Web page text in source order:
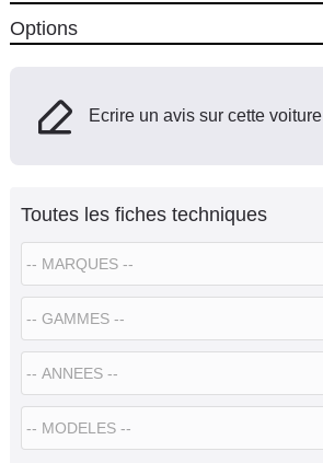
Options
Ecrire un avis sur cette voiture
Toutes les fiches techniques